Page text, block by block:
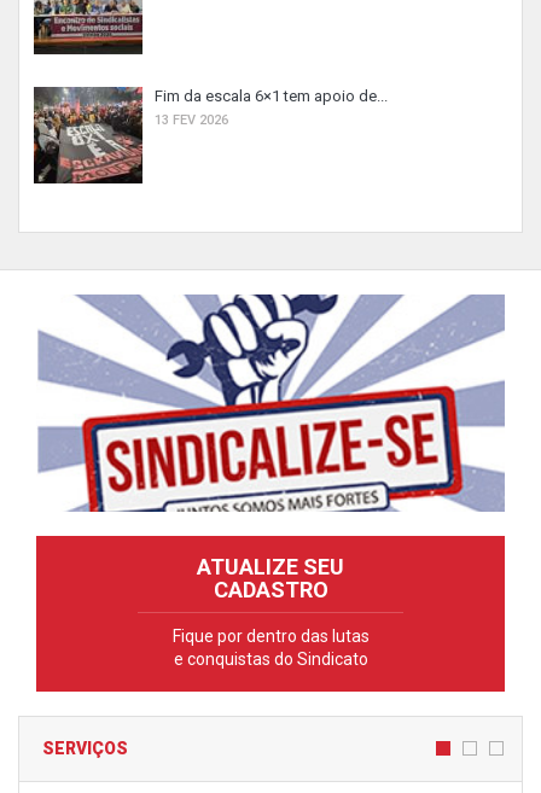
Fim da escala 6×1 tem apoio de...
13 FEV 2026
ATUALIZE SEU
CADASTRO
Fique por dentro das lutas
e conquistas do Sindicato
SERVIÇOS